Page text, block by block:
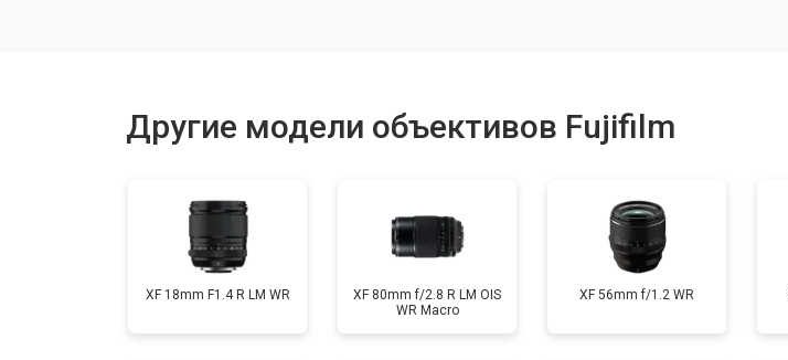
Другие модели объективов Fujifilm
XF 18mm F1.4 R LM WR
XF 80mm f/2.8 R LM OIS
WR Macro
XF 56mm f/1.2 WR